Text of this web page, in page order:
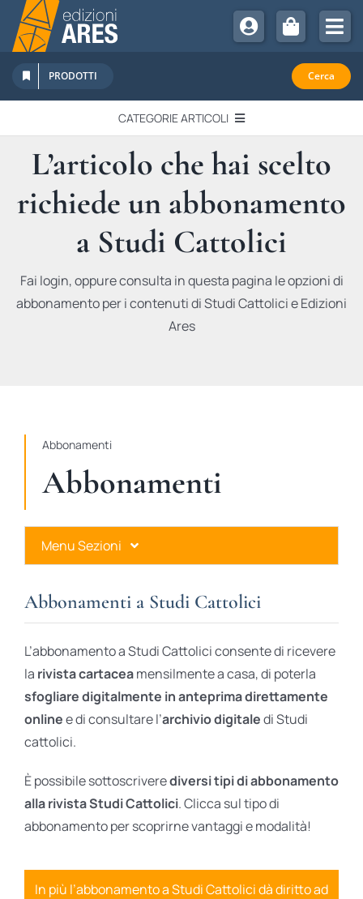
Salta
contenuto
Chi Siamo
Sostienici
Abbonamenti
Promozioni
Newsletter
PRODOTTI Cerca
CATEGORIE ARTICOLI
EDITORIALI
IN QUESTO NUMERO
RECENSIONI
L’articolo che hai scelto
richiede un abbonamento
a Studi Cattolici
Fai login, oppure consulta in questa pagina le opzioni di
abbonamento per i contenuti di Studi Cattolici e Edizioni
Ares
Abbonamenti
Abbonamenti
Menu Sezioni
Ares Gold
Ares Digital
Ares Gift Card
Abbonamenti a Studi Cattolici
L’abbonamento a Studi Cattolici consente di ricevere
la rivista cartaceamensilmente a casa, di poterla
sfogliare digitalmente in anteprima direttamente
onlinee di consultare l’archivio digitaledi Studi
cattolici.
È possibile sottoscriverediversi tipi di abbonamento
alla rivista Studi Cattolici. Clicca sul tipo di
abbonamento per scoprirne vantaggi e modalità!
In più l’abbonamento a Studi Cattolici dà diritto ad